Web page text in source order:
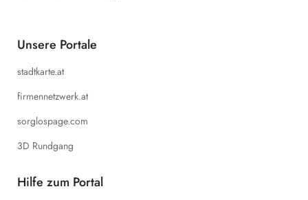
Unsere Portale
stadtkarte.at
firmennetzwerk.at
sorglospage.com
3D Rundgang
Hilfe zum Portal